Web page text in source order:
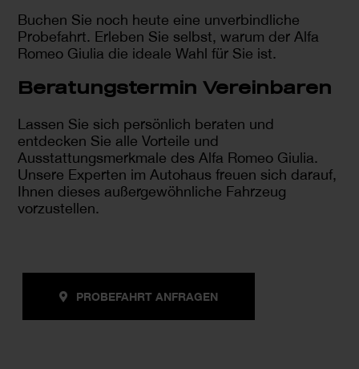
Buchen Sie noch heute eine unverbindliche
Probefahrt. Erleben Sie selbst, warum der Alfa
Romeo Giulia die ideale Wahl für Sie ist.
Beratungstermin Vereinbaren
Lassen Sie sich persönlich beraten und
entdecken Sie alle Vorteile und
Ausstattungsmerkmale des Alfa Romeo Giulia.
Unsere Experten im Autohaus freuen sich darauf,
Ihnen dieses außergewöhnliche Fahrzeug
vorzustellen.
PROBEFAHRT ANFRAGEN